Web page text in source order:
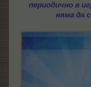
периодично в
няма да